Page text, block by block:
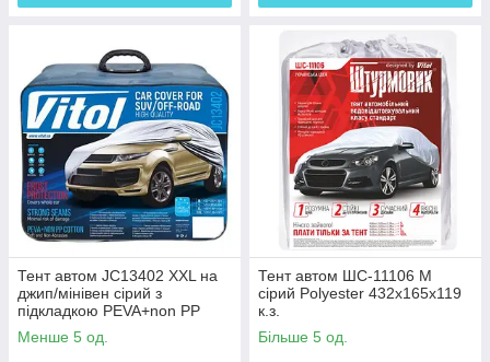
Тент автом JC13402 XXL на
джип/мінівен сірий з
підкладкою PEVA+non PP
Cotton 508х196х152 к.з.
Менше 5 од.
Тент автом ШC-11106 M
сірий Polyester 432х165х119
к.з.
Більше 5 од.